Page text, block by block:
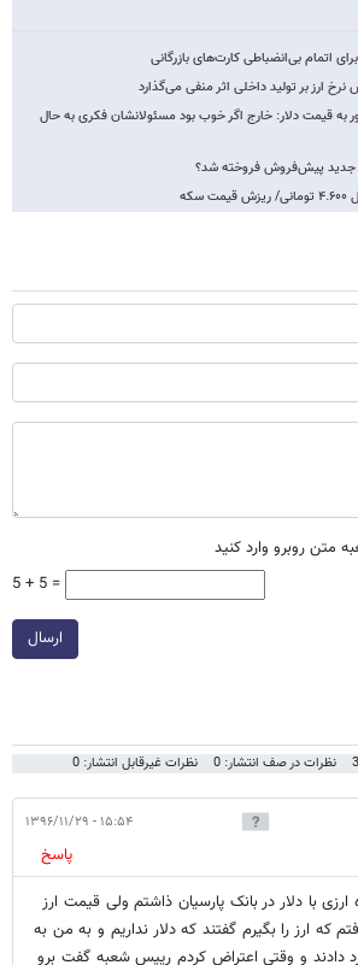
اتمام بی‌انضباطی کارت‌های بازرگانی
ارز بر تولید داخلی اثر منفی می‌گذارد
به قیمت دلار: خارج اگر خوب بود مسئولانشان فکری به حال
پیش‌فروش فروخته شد؟
متن روبرو وارد کنید
5 + 5 =
ارسال
نظرات در صف انتشار: 0 نظرات غیرقابل انتشار: 0
۱۵:۵۴ - ۱۳۹۶/۱۱/۲۹
پاسخ
با دلار در بانک پارسیان ذاشتم ولی قیمت ارز
که ارز را بگیرم گفتند که دلار نداریم و به من به
دادند و وقتی اعتراض کردم رییس شعبه گفت برو